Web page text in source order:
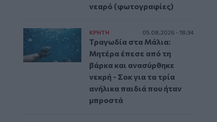
νεαρό (φωτογραφίες)
ΚΡΗΤΗ 05.08.2026 - 18:34
Τραγωδία στα Μάλια:
Μητέρα έπεσε από τη
βάρκα και ανασύρθηκε
νεκρή - Σοκ για τα τρία
ανήλικα παιδιά που ήταν
μπροστά